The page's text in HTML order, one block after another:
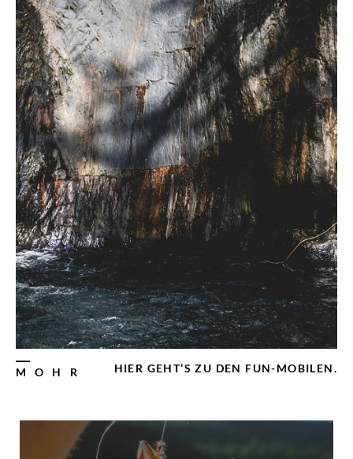
Fernpass-Gebiet mit seinem eindrucksvollen
Panorama, vorbei am imposanten Fernsteinsee und
das urige Berwangertal. Je nach Stopps erreicht
man nach etwa eineinhalb bis zwei Stunden das
malerische Namlostal – ein echter Geheimtipp!
Hier genießen Sie die unberührte Natur ganz
ungestört. Herrlich!
MOHR HIER GEHT’S ZU DEN FUN-MOBILEN.